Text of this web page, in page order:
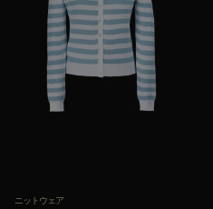
ニットウェア